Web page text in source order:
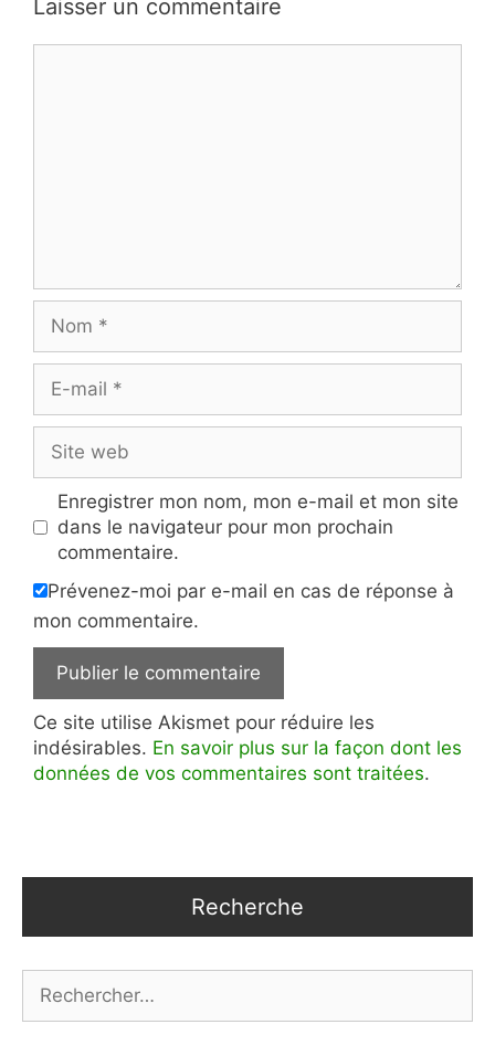
Laisser un commentaire
mail
web
Enregistrer mon nom, mon e-mail et mon site
dans le navigateur pour mon prochain
commentaire.
Prévenez-moi par e-mail en cas de réponse à
mon commentaire.
Ce site utilise Akismet pour réduire les
indésirables. En savoir plus sur la façon dont les
données de vos commentaires sont traitées.
Recherche